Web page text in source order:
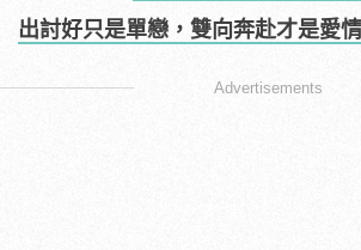
出討好只是單戀，雙向奔赴才是愛情
Advertisements